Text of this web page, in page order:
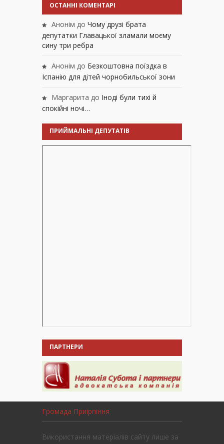
ОСТАННІ КОМЕНТАРІ
Анонім до Чому друзі брата
депутатки Главацької зламали моєму
сину три ребра
Анонім до Безкоштовна поїздка в
Іспанію для дітей чорнобильської зони
Маргарита до Іноді були тихі й
спокійні ночі…
ПРИЙМАЛЬНІ ДЕПУТАТІВ
ПАРТНЕРИ
Громада Приірпіння
Використання матеріалів сайту лише за